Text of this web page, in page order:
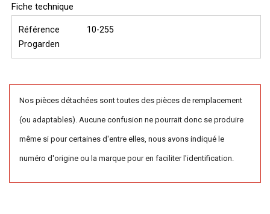
Fiche technique
Référence
Progarden
10-255
Nos pièces détachées sont toutes des pièces de remplacement
(ou adaptables). Aucune confusion ne pourrait donc se produire
même si pour certaines d'entre elles, nous avons indiqué le
numéro d'origine ou la marque pour en faciliter l'identification.